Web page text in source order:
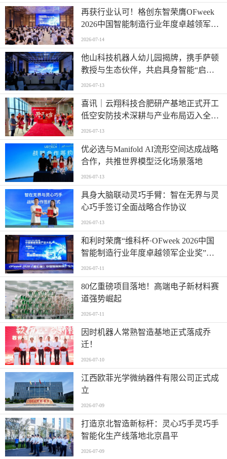
再获行业认可！格创东智荣膺OFweek
2026中国智能制造行业年度卓越领军企
业奖
2026-07-14
他山科技机器人幼儿园揭牌，携手萨顿
教授与生态伙伴，共启具身智能“启蒙
时代”
2026-07-13
喜讯｜云翔科技合肥研产基地正式开工
低空安防技术深耕与产业布局迈入全新
阶段
2026-07-13
优必选与Manifold AI流形空间达成战略
合作，共推世界模型泛化场景落地
2026-07-13
具身大脑联动灵巧手臂：智在无界与灵
心巧手签订全面战略合作协议
2026-07-13
和利时荣膺“维科杯·OFweek 2026中国
智能制造行业年度卓越领军企业奖”，
以自主创新实力引领智造新浪潮
2026-07-11
80亿重磅项目落地！高端电子新材料赛
道强势崛起
2026-07-11
因时机器人常熟智造基地正式落成乔
迁！
2026-07-10
江西欧菲光学微纳器件有限公司正式成
立
2026-07-09
打造京北智造新标杆：灵心巧手灵巧手
智能化生产线落地北京昌平
2026-07-09